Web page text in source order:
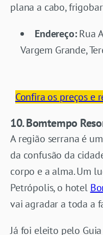
plana a cabo,
Endereço:Rua
Vargem Grande,
Confira os preços e
10. Bomtempo
A região serrana é
da confusão da
corpo e a alma. Um
Petrópolis, o hotel
vai agradar a toda a
Já foi eleito pelo